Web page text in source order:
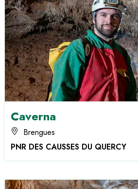
Caverna
Brengues
PNR DES CAUSSES DU QUERCY